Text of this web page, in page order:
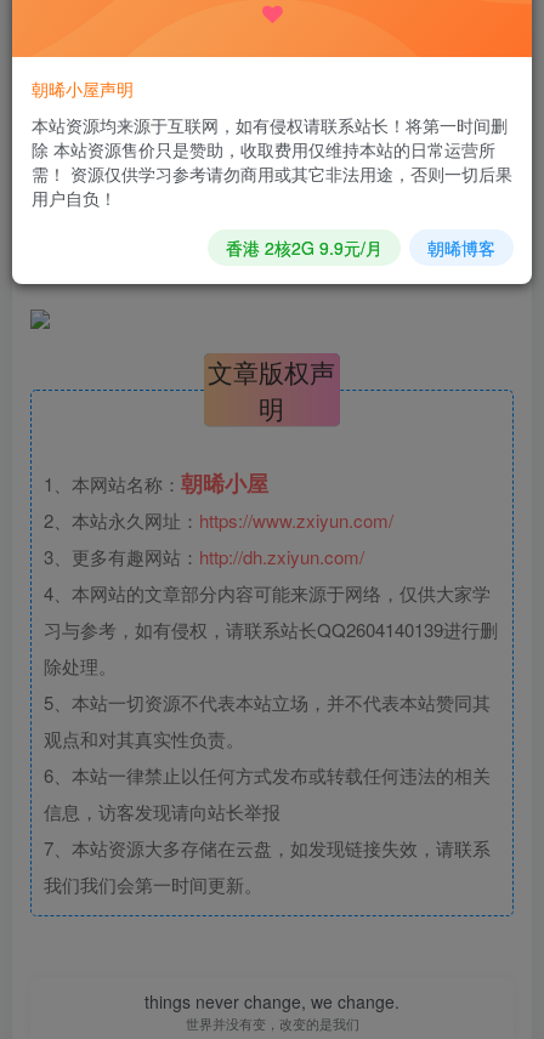
83无畏某道Win服务端IOS安卓双端，用户花一千多买来的，
我分享给会员了！
文章版权声
明
1、本网站名称： 朝晞小屋
2、本站永久网址： https://www.zxiyun.com/
3、更多有趣网站： http://dh.zxiyun.com/
4、本网站的文章部分内容可能来源于网络，仅供大家学
习与参考，如有侵权，请联系站长QQ2604140139进行删
除处理。
5、本站一切资源不代表本站立场，并不代表本站赞同其
观点和对其真实性负责。
6、本站一律禁止以任何方式发布或转载任何违法的相关
信息，访客发现请向站长举报
7、本站资源大多存储在云盘，如发现链接失效，请联系
我们我们会第一时间更新。
things never change, we change.
世界并没有变，改变的是我们
朝晞小屋声明
本站资源均来源于互联网，如有侵权请联系站长！将第一时间删
除 本站资源售价只是赞助，收取费用仅维持本站的日常运营所
需！ 资源仅供学习参考请勿商用或其它非法用途，否则一切后果
用户自负！
香港 2核2G 9.9元/月 朝晞博客